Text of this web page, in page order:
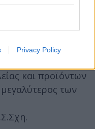
Privacy Policy
τα τρία τελευταία
δημοσίευση της
ή μεγαλύτερος
και προϊόντων
μεγαλύτερος των